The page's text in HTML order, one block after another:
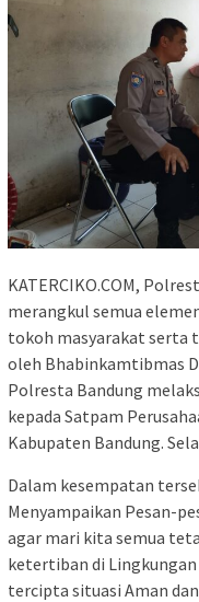
KATERCIKO.COM,
merangkul semua
tokoh masyarakat serta
oleh Bhabinkamtibmas
Polresta Bandung
kepada Satpam
Kabupaten Bandung.
Dalam kesempatan
Menyampaikan Pesan-
agar mari kita semua
ketertiban di
tercipta situasi Aman